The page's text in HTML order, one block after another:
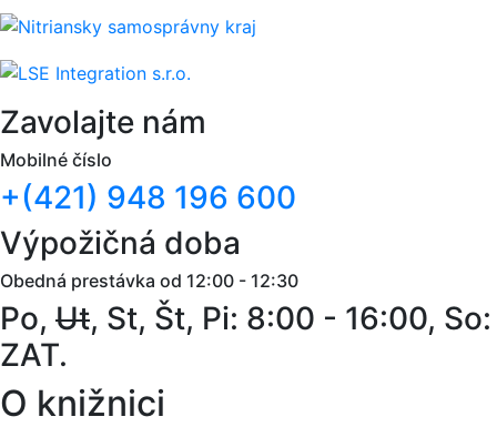
Zavolajte nám
Mobilné číslo
+(421) 948 196 600
Výpožičná doba
Obedná prestávka od 12:00 - 12:30
Po, Ut, St, Št, Pi: 8:00 - 16:00, So:
ZAT.
O knižnici